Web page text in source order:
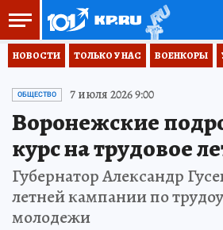
НОВОСТИ ТОЛЬКО У НАС ВОЕНКОРЫ
ОБЩЕСТВО 7 июля 2026 9:00
Воронежские
курс на трудовое
Губернатор Александр
летней кампании по
молодежи